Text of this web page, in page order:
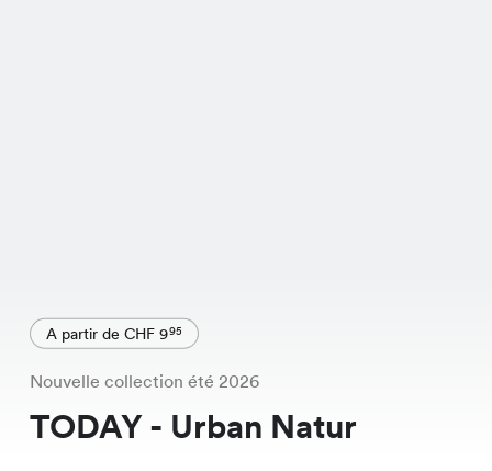
A partir de CHF 995
Nouvelle collection été 2026
TODAY - Urban Natur